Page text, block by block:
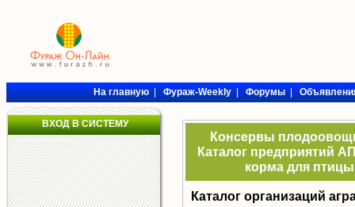
На главную|Фураж-Weekly|Форумы|
ВХОД В СИСТЕМУ
Консервы
Каталог предприятий
корма для
Каталог организаций